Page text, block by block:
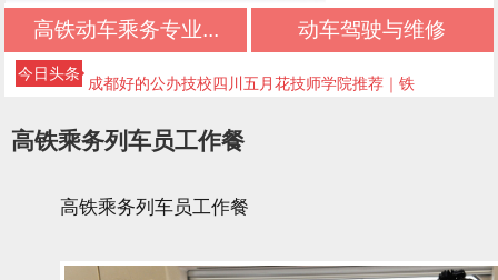
高铁动车乘务专业... 动车驾驶与维修
今日头条
急救援管理专业
成都好的公办技校四川五月花技师学院推荐｜高
铁乘务专业
成都好的公办技校四川五月花技师学院推荐｜铁
算机应用技术专业
高铁乘务列车员工作餐
高铁乘务列车员工作餐